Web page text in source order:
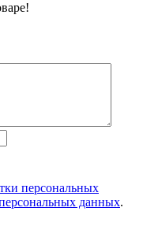
персональных
данных.